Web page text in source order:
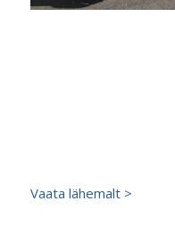
Vaata lähemalt >